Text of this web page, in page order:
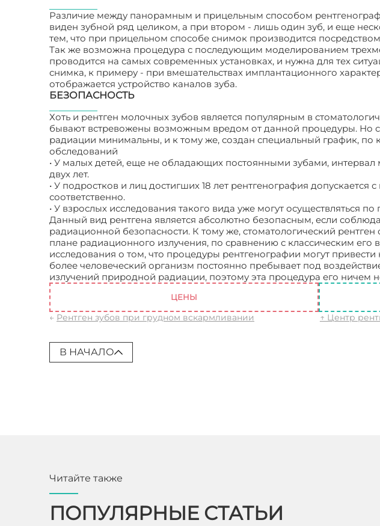
Различие между панорамным и прицельным способом
виден зубной ряд целиком, а при втором - лишь один зуб, и еще
тем, что при прицельном способе снимок производится
Так же возможна процедура с последующим моделированием
проводится на самых современных установках, и нужна для тех
снимка, к примеру - при вмешательствах имплантационного
отображается устройство каналов зуба.
БЕЗОПАСНОСТЬ
Хоть и рентген молочных зубов является популярным в
бывают встревожены возможным вредом от данной процедуры. Но
радиации минимальны, и к тому же, создан специальный график, по
обследований
• У малых детей, еще не обладающих постоянными зубами,
двух лет.
• У подростков и лиц достигших 18 лет рентгенография допускается
соответственно.
• У взрослых исследования такого вида уже могут осуществляться
Данный вид рентгена является абсолютно безопасным, если
радиационной безопасности. К тому же, стоматологический
плане радиационного излучения, по сравнению с классическим
исследования о том, что процедуры рентгенографии могут привести
более человеческий организм постоянно пребывает под
излучений природной радиации, поэтому эта процедура его ничем
ЦЕНЫ
← Рентген зубов при грудном вскармливании ↑ Центр
В НАЧАЛО
Читайте также
ПОПУЛЯРНЫЕ СТАТЬИ